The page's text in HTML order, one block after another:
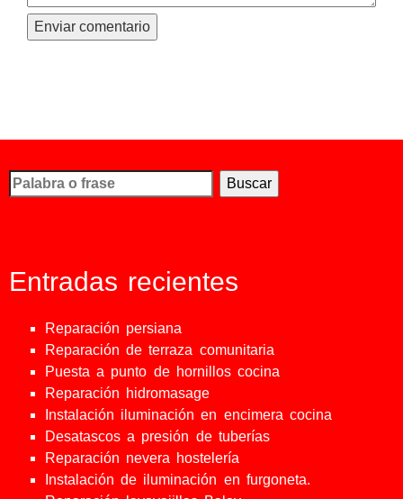
Busco...
Entradas recientes
Reparación persiana
Reparación de terraza comunitaria
Puesta a punto de hornillos cocina
Reparación hidromasage
Instalación iluminación en encimera cocina
Desatascos a presión de tuberías
Reparación nevera hostelería
Instalación de iluminación en furgoneta.